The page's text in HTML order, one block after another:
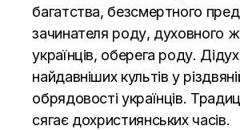
багатства, безсмертного
зачинателя роду, духовного
українців, оберега роду.
найдавніших культів у
обрядовості українців.
сягає дохристиянських часів.